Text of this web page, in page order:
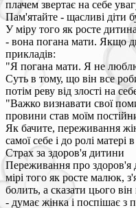
плачем звертає на себе
Пам'ятайте - щасливі діти
У міру того як росте
- вона погана мати. Якщо
прикладів:
"Я погана мати. Я не
Суть в тому, що він все
потім реву від злості на
"Важко визнавати свої
провини став моїм
Як бачите, переживання
самої себе і до ролі
Страх за здоров'я дитини
Переживання про здоров'я
мірі того як росте малюк,
болить, а сказати цього
- думає жінка і поспішає з